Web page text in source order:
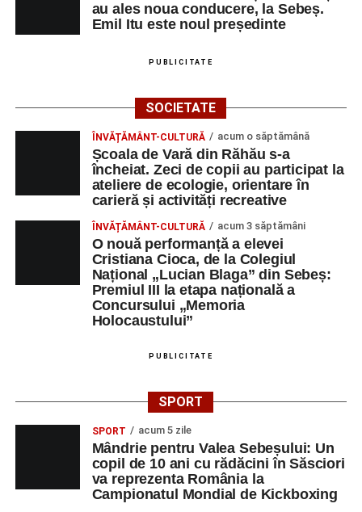
au ales noua conducere, la Sebeș.
Emil Itu este noul președinte
PUBLICITATE
SOCIETATE
ÎNVĂȚĂMÂNT-CULTURĂ acum o săptămână
Școala de Vară din Răhău s-a
încheiat. Zeci de copii au participat la
ateliere de ecologie, orientare în
carieră și activități recreative
ÎNVĂȚĂMÂNT-CULTURĂ acum 3 săptămâni
O nouă performanță a elevei
Cristiana Cioca, de la Colegiul
Național „Lucian Blaga” din Sebeș:
Premiul III la etapa națională a
Concursului „Memoria
Holocaustului”
PUBLICITATE
SPORT
SPORT acum 5 zile
Mândrie pentru Valea Sebeșului: Un
copil de 10 ani cu rădăcini în Săsciori
va reprezenta România la
Campionatul Mondial de Kickboxing